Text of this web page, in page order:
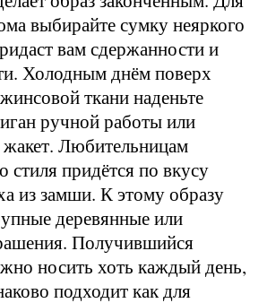
выбирайте сумку неяркого
вам сдержанности и
Холодным днём поверх
ткани наденьте
ручной работы или
Любительницам
стиля придётся по вкусу
из замши. К этому образу
деревянные или
Получившийся
носить хоть каждый день,
подходит как для